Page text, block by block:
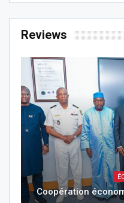
Reviews
Coopération